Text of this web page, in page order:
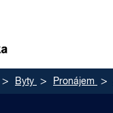
Byty Pronájem